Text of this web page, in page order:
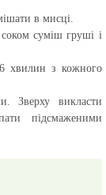
в мисці.
суміш груші і
хвилин з кожного
Зверху викласти
підсмаженими